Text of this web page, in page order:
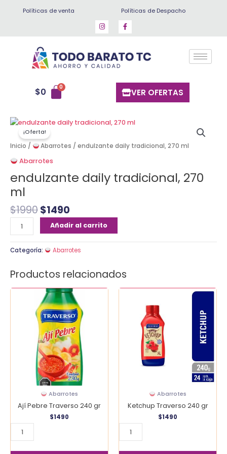
Políticas de venta Políticas de Despacho
$0 VER OFERTAS
¡Oferta!
Inicio / Abarrotes / endulzante daily tradicional, 270 ml
Abarrotes
endulzante daily tradicional, 270
ml
$1990
El
precio
original
$1990.
$1490
El
actual
endulzante
daily
tradicional,
ml
cantidad
Añadir al carrito
Categoría: Abarrotes
Productos relacionados
Abarrotes
Ají Pebre Traverso 240 gr
$1490
Traverso
cantidad
Abarrotes
Ketchup Traverso 240 gr
$1490
Traverso
cantidad